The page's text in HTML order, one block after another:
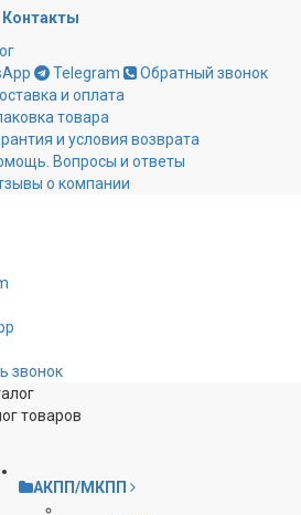
Контакты
Telegram
Обратный звонок
и оплата
товара
и условия возврата
Вопросы и ответы
о компании
звонок
товаров
АКПП/МКПП